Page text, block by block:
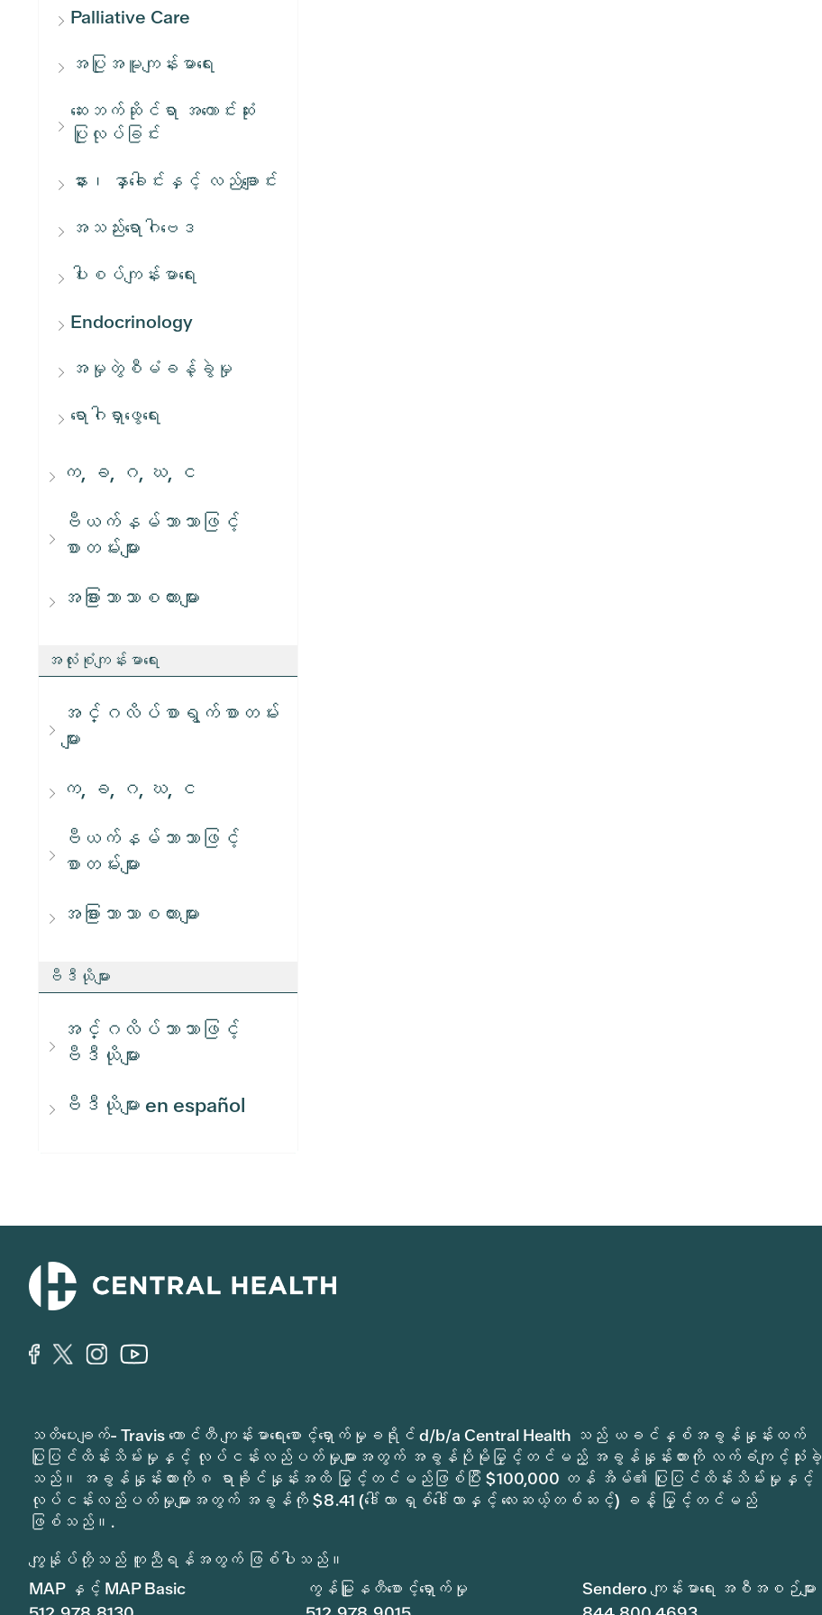
Palliative Care
အပြုအမူကျန်းမာရေး
ဆေးဘက်ဆိုင်ရာ အကောင်းဆုံး
ပြုလုပ်ခြင်း
နား၊ နှာခေါင်းနှင့် လည်ချောင်း
အသည်းရောဂါဗေဒ
ပါးစပ်ကျန်းမာရေး
Endocrinology
အမှုတွဲစီမံခန့်ခွဲမှု
ရောဂါရှာဖွေရေး
က, ခ, ဂ, ဃ, င
ဗီယက်နမ်ဘာသာဖြင့်
စာတမ်းများ
အခြားဘာသာစကားများ
အလုံးစုံကျန်းမာရေး
အင်္ဂလိပ်စာရွက်စာတမ်း
များ
က, ခ, ဂ, ဃ, င
ဗီယက်နမ်ဘာသာဖြင့်
စာတမ်းများ
အခြားဘာသာစကားများ
ဗီဒီယိုများ
အင်္ဂလိပ်ဘာသာဖြင့်
ဗီဒီယိုများ
ဗီဒီယိုများ en español
သတိပေးချက်- Travis ကောင်တီ ကျန်းမာရေးစောင့်ရှောက်မှုခရိုင် d/b/a Central Health သည် ယခင်နှစ်အခွန်နှုန်းထက်
ပြုပြင်ထိန်းသိမ်းမှုနှင့် လုပ်ငန်းလည်ပတ်မှုများအတွက် အခွန်ပိုမိုမြှင့်တင်မည့် အခွန်နှုန်းထားကို လက်ခံကျင့်သုံးခဲ့
သည်။ အခွန်နှုန်းထားကို ၈ ရာခိုင်နှုန်းအထိ မြှင့်တင်မည်ဖြစ်ပြီး $100,000 တန် အိမ်၏ ပြုပြင်ထိန်းသိမ်းမှုနှင့်
လုပ်ငန်းလည်ပတ်မှုများအတွက် အခွန်ကို $8.41 (ဒေါ်လာ ရှစ်ဒေါ်လာနှင့် လေးဆယ့်တစ်ဆင့်) ခန့် မြှင့်တင်မည်
ဖြစ်သည်။.
ကျွန်ုပ်တို့သည် ကူညီရန်အတွက် ဖြစ်ပါသည်။
MAP နှင့် MAP Basic
ကွန်မြူနတီစောင့်ရှောက်မှု
Sendero ကျန်းမာရေး အစီအစဉ်များ